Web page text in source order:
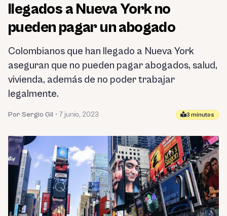
llegados a Nueva York no
pueden pagar un abogado
Colombianos que han llegado a Nueva York
aseguran que no pueden pagar abogados, salud,
vivienda, además de no poder trabajar
legalmente.
Por Sergio Gil • 7 junio, 2023 3 minutos